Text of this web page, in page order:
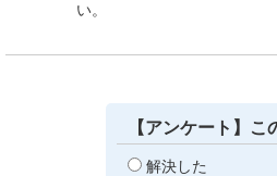
い。
【アンケート】
解決した